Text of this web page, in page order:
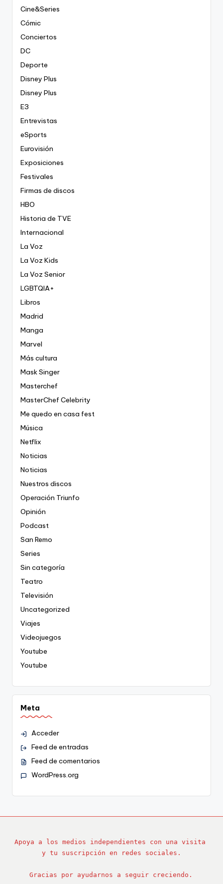
Cine&Series
Cómic
Conciertos
DC
Deporte
Disney Plus
Disney Plus
E3
Entrevistas
eSports
Eurovisión
Exposiciones
Festivales
Firmas de discos
HBO
Historia de TVE
Internacional
La Voz
La Voz Kids
La Voz Senior
LGBTQIA+
Libros
Madrid
Manga
Marvel
Más cultura
Mask Singer
Masterchef
MasterChef Celebrity
Me quedo en casa fest
Música
Netflix
Noticias
Noticias
Nuestros discos
Operación Triunfo
Opinión
Podcast
San Remo
Series
Sin categoría
Teatro
Televisión
Uncategorized
Viajes
Videojuegos
Youtube
Youtube
Meta
Acceder
Feed de entradas
Feed de comentarios
WordPress.org
Apoya a los medios independientes con una visita
y tu suscripción en redes sociales.
Gracias por ayudarnos a seguir creciendo.